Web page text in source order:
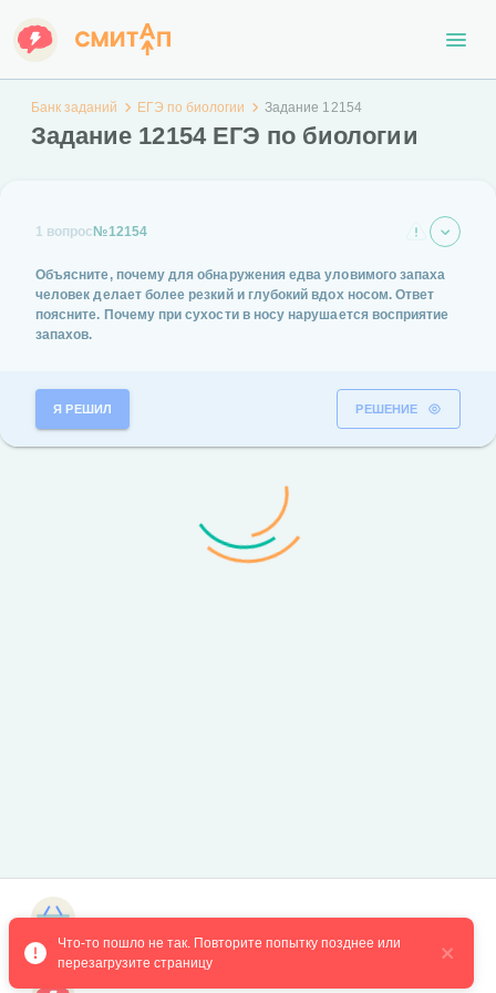
Банк заданий ЕГЭ по биологии Задание 12154
Задание 12154 ЕГЭ по биологии
1 вопрос №12154
Объясните, почему для обнаружения едва уловимого запаха
человек делает более резкий и глубокий вдох носом. Ответ
поясните. Почему при сухости в носу нарушается восприятие
запахов.
Я РЕШИЛ РЕШЕНИЕ
Что-то пошло не так. Повторите попытку позднее или
перезагрузите страницу